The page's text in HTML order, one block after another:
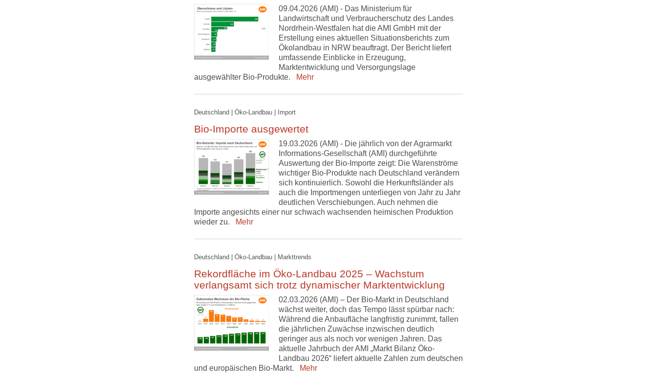
09.04.2026 (AMI) - Das Ministerium für
Landwirtschaft und Verbraucherschutz des Landes
Nordrhein-Westfalen hat die AMI GmbH mit der
Erstellung eines aktuellen Situationsberichts zum
Ökolandbau in NRW beauftragt. Der Bericht liefert
umfassende Einblicke in Erzeugung,
Marktentwicklung und Versorgungslage
ausgewählter Bio-Produkte.
Mehr
Deutschland | Öko-Landbau | Import
Bio-Importe ausgewertet
19.03.2026 (AMI) - Die jährlich von der Agrarmarkt
Informations-Gesellschaft (AMI) durchgeführte
Auswertung der Bio-Importe zeigt: Die Warenströme
wichtiger Bio-Produkte nach Deutschland verändern
sich kontinuierlich. Sowohl die Herkunftsländer als
auch die Importmengen unterliegen von Jahr zu Jahr
deutlichen Verschiebungen. Auch nehmen die
Importe angesichts einer nur schwach wachsenden heimischen Produktion
wieder zu.
Mehr
Deutschland | Öko-Landbau | Markttrends
Rekordfläche im Öko-Landbau 2025 – Wachstum
verlangsamt sich trotz dynamischer Marktentwicklung
02.03.2026 (AMI) – Der Bio-Markt in Deutschland
wächst weiter, doch das Tempo lässt spürbar nach:
Während die Anbaufläche langfristig zunimmt, fallen
die jährlichen Zuwächse inzwischen deutlich
geringer aus als noch vor wenigen Jahren. Das
aktuelle Jahrbuch der AMI „Markt Bilanz Öko-
Landbau 2026“ liefert aktuelle Zahlen zum deutschen
und europäischen Bio-Markt.
Mehr